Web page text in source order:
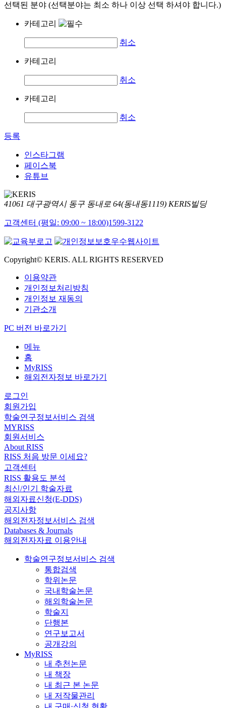
선택된 분야 (선택분야는 최소 하나 이상 선택 하셔야 합니다.)
카테고리
취소
카테고리
취소
카테고리
취소
등록
인스타그램
페이스북
유튜브
41061 대구광역시 동구 동내로 64(동내동1119) KERIS빌딩
고객센터 (평일: 09:00 ~ 18:00)1599-3122
Copyright© KERIS. ALL RIGHTS RESERVED
이용약관
개인정보처리방침
개인정보 재동의
기관소개
PC 버전 바로가기
메뉴
홈
MyRISS
해외전자정보 바로가기
로그인
회원가입
학술연구정보서비스 검색
MYRISS
회원서비스
About RISS
RISS 처음 방문 이세요?
고객센터
RISS 활용도 분석
최신/인기 학술자료
해외자료신청(E-DDS)
공지사항
해외전자정보서비스 검색
Databases & Journals
해외전자자료 이용안내
학술연구정보서비스 검색
통합검색
학위논문
국내학술논문
해외학술논문
학술지
단행본
연구보고서
공개강의
MyRISS
내 추천논문
내 책장
내 최근 본 논문
내 저작물관리